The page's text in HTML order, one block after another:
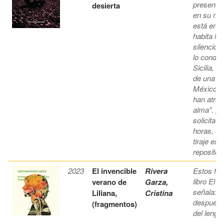
desierta
en su
está en
habita la
silencio
lo
Sicilia,
de una
México
han
alma”.
solicita
horas,
tiraje es
2023
El invencible
verano de
Liliana,
(fragmentos)
Rivera
Garza,
Cristina
Estos
libro El
señala:
después
del